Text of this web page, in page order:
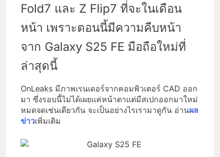
Fold7 และ Z Flip7 ที่จะในเดือน
หน้า เพราะตอนนี้มีความคืบหน้า
จาก Galaxy S25 FE มือถือใหม่ที่
ล่าสุดนี้
OnLeaks มีภาพเรนเดอร์จากคอมพิวเตอร์ CAD ออก
มา ซึ่งรอบนี้ไม่ได้เผยแค่หน้าตาแต่มีสเปกออกมาใหม่
หมดจดเช่นเดียวกัน จะเป็นอย่างไรเรามาดูกัน อ่านผล
ข่าวเพิ่มเติม